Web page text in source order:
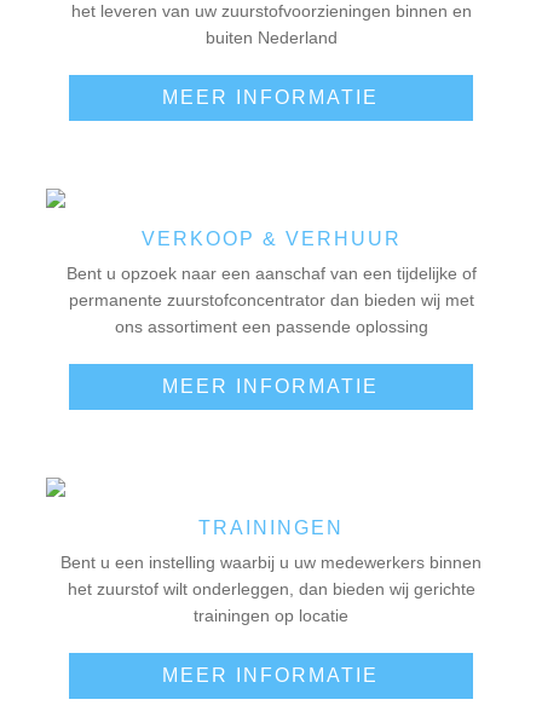
het leveren van uw zuurstofvoorzieningen binnen en
buiten Nederland
MEER INFORMATIE
VERKOOP & VERHUUR
Bent u opzoek naar een aanschaf van een tijdelijke of
permanente zuurstofconcentrator dan bieden wij met
ons assortiment een passende oplossing
MEER INFORMATIE
TRAININGEN
Bent u een instelling waarbij u uw medewerkers binnen
het zuurstof wilt onderleggen, dan bieden wij gerichte
trainingen op locatie
MEER INFORMATIE